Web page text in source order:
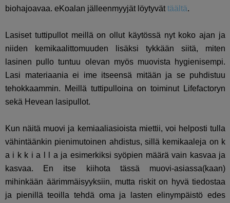
biohajoavaa. eKoalan jälleenmyyjät löytyvättäältä.
Lasiset tuttipullot meillä on ollut käytössä nyt koko ajan ja
niiden kemikaalittomuuden lisäksi tykkään siitä, miten
lasinen pullo tuntuu olevan myös muovista hygienisempi.
Lasi materiaania ei ime itseensä mitään ja se puhdistuu
tehokkaammin. Meillä tuttipulloina on toiminut Lifefactoryn
sekä Hevean lasipullot.
Kun näitä muovi ja kemiaaliasioista miettii, voi helposti tulla
vähintäänkin pienimutoinen ahdistus, sillä kemikaaleja on k
a i k k i a l l a ja esimerkiksi syöpien määrä vain kasvaa ja
kasvaa. En itse kiihota tässä muovi-asiassa(kaan)
mihinkään äärimmäisyyksiin, mutta riskit on hyvä tiedostaa
ja pienillä teoilla tehdä oma ja lasten elinympäistö edes